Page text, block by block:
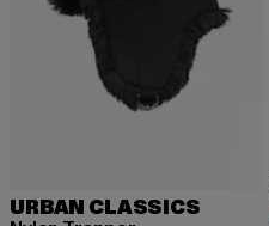
URBAN CLASSICS